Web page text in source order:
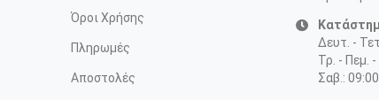
Όροι Χρήσης
Πληρωμές
Αποστολές
Δευτ. -
Τρ. - Πεμ.
Σαβ.: